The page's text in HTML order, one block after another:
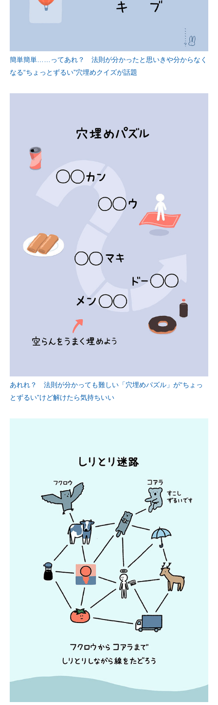
簡単簡単……ってあれ？ 法則が分かったと思いきや分からなく
なる“ちょっとずるい”穴埋めクイズが話題
あれれ？ 法則が分かっても難しい「穴埋めパズル」が“ちょっ
とずるい”けど解けたら気持ちいい